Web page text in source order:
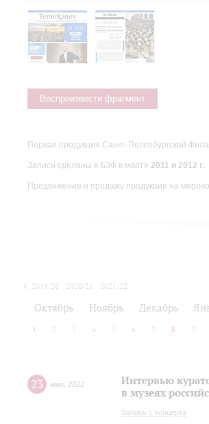
Воспроизвести фрагмент
Первая продукция Санкт-Петербургской
Записи сделаны в БЗФ в марте 2011 и 2012 г.
Продвижение и продажу продукции на
2019/20 2020/21 2021/22
Октябрь Ноябрь Декабрь
1 2 3 4 5 6 7 8 9
23 мая 2022
Интервью
в музеях
Запись с концерта